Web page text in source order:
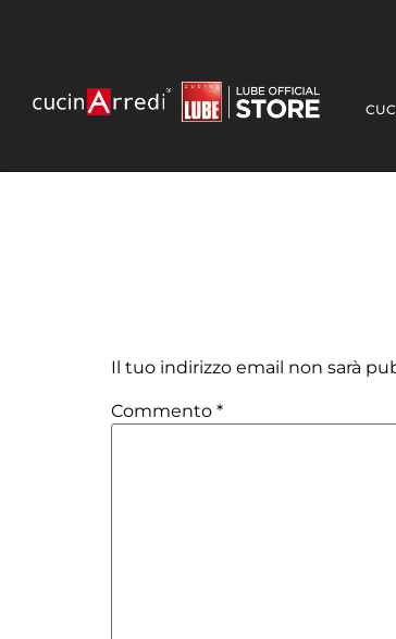
Il tuo indirizzo email non sarà
Commento *